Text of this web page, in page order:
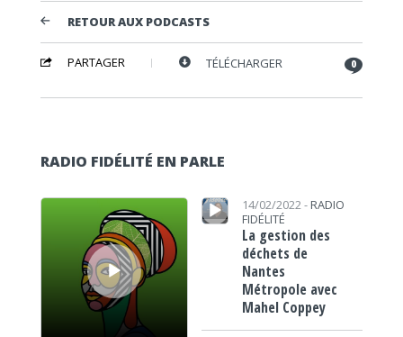
RETOUR AUX PODCASTS
PARTAGER TÉLÉCHARGER 0
RADIO FIDÉLITÉ EN PARLE
Lecteur audio
Lecteur audio 14/02/2022 - RADIO
FIDÉLITÉ
La gestion des
déchets de
Nantes
Métropole avec
Mahel Coppey